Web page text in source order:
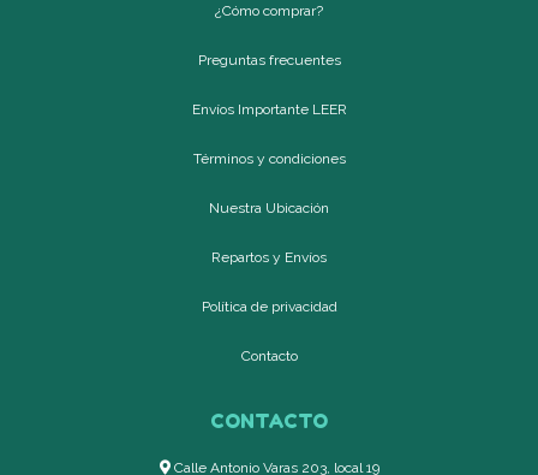
¿Cómo comprar?
Preguntas frecuentes
Envíos Importante LEER
Términos y condiciones
Nuestra Ubicación
Repartos y Envíos
Política de privacidad
Contacto
CONTACTO
Calle Antonio Varas 203, local 19